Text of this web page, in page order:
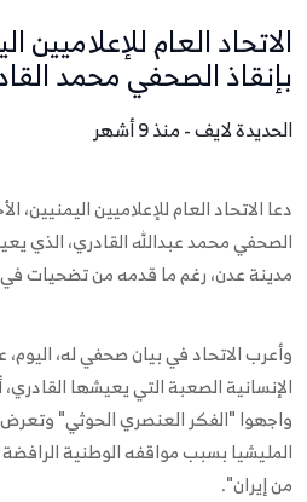
الاتحاد العام للإعلاميين
بإنقاذ الصحفي محمد
الحديدة لايف - منذ 9 أشهر
دعا الاتحاد العام للإعلاميين اليمنيين،
الصحفي محمد عبدالله القادري، الذي
مدينة عدن، رغم ما قدمه من تضحيات
وأعرب الاتحاد في بيان صحفي له، اليوم،
الإنسانية الصعبة التي يعيشها
واجهوا "الفكر العنصري الحوثي"
المليشيا بسبب مواقفه الوطنية
من إيران".